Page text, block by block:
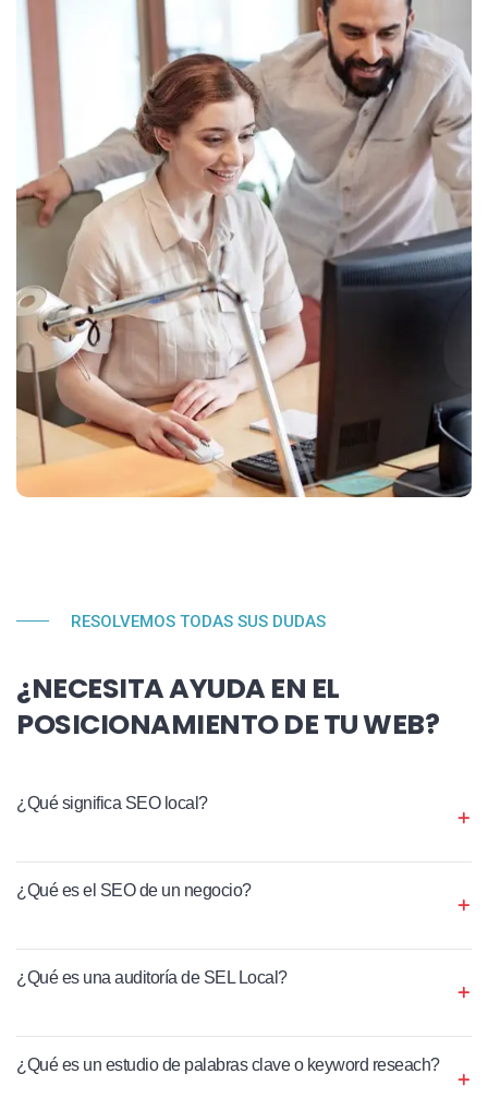
RESOLVEMOS TODAS SUS DUDAS
¿NECESITA AYUDA EN EL
POSICIONAMIENTO DE TU WEB?
¿Qué significa SEO local?
¿Qué es el SEO de un negocio?
¿Qué es una auditoría de SEL Local?
¿Qué es un estudio de palabras clave o keyword reseach?